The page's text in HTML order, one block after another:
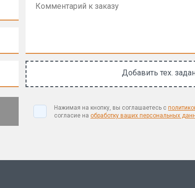
Добавить тех.
Нажимая на кнопку, вы соглашаетесь с
согласие на обработку ваших персональных